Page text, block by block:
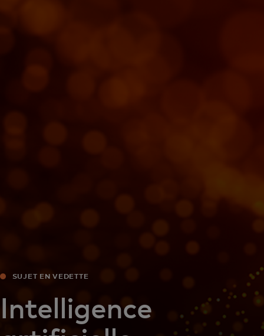
SUJET EN VEDETTE
Intelligence